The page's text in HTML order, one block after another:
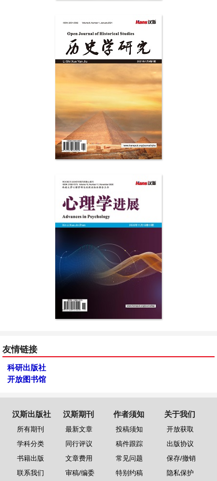
友情链接
科研出版社
开放图书馆
汉斯出版社
所有期刊
学科分类
书籍出版
联系我们
汉斯期刊
最新文章
同行评议
文章费用
审稿/编委
作者须知
投稿须知
稿件跟踪
常见问题
特别约稿
关于我们
开放获取
出版协议
保存/撤销
隐私保护